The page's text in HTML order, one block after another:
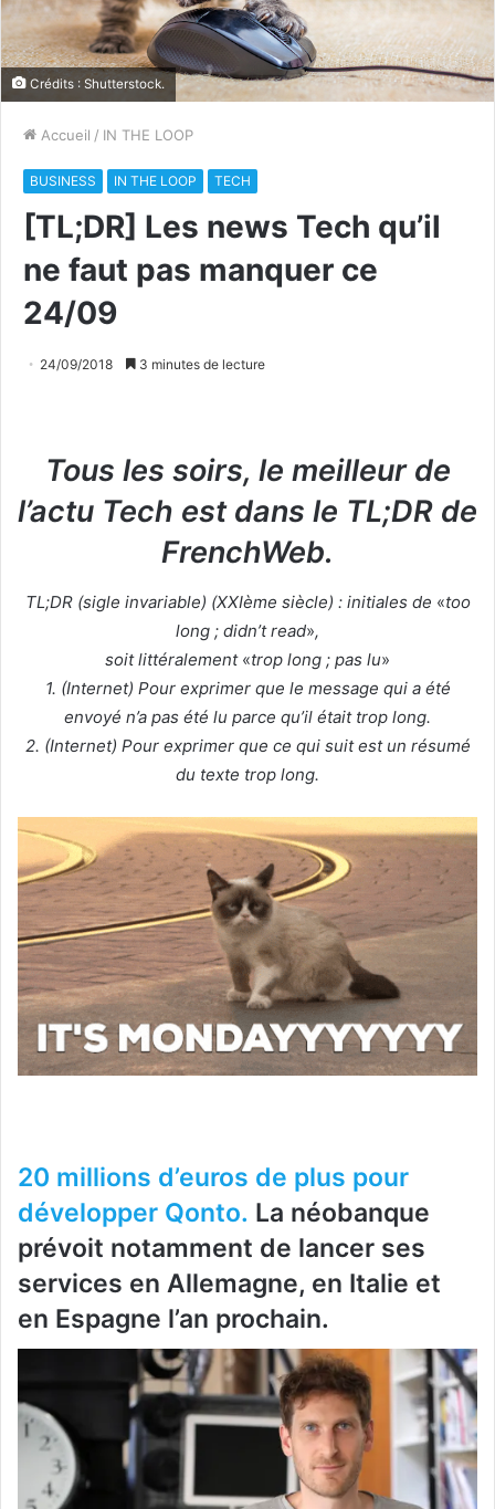
Crédits : Shutterstock.
Accueil / IN THE LOOP
BUSINESS IN THE LOOP TECH
[TL;DR] Les news Tech qu’il
ne faut pas manquer ce
24/09
24/09/2018 3 minutes de lecture
Tous les soirs, le meilleur de
l’actu Tech est dans le TL;DR de
FrenchWeb.
TL;DR (sigle invariable) (XXIème siècle) : initiales de «too
long ; didn’t read»,
soit littéralement «trop long ; pas lu»
1. (Internet) Pour exprimer que le message qui a été
envoyé n’a pas été lu parce qu’il était trop long.
2. (Internet) Pour exprimer que ce qui suit est un résumé
du texte trop long.
20 millions d’euros de plus pour
développer Qonto. La néobanque
prévoit notamment de lancer ses
services en Allemagne, en Italie et
en Espagne l’an prochain.